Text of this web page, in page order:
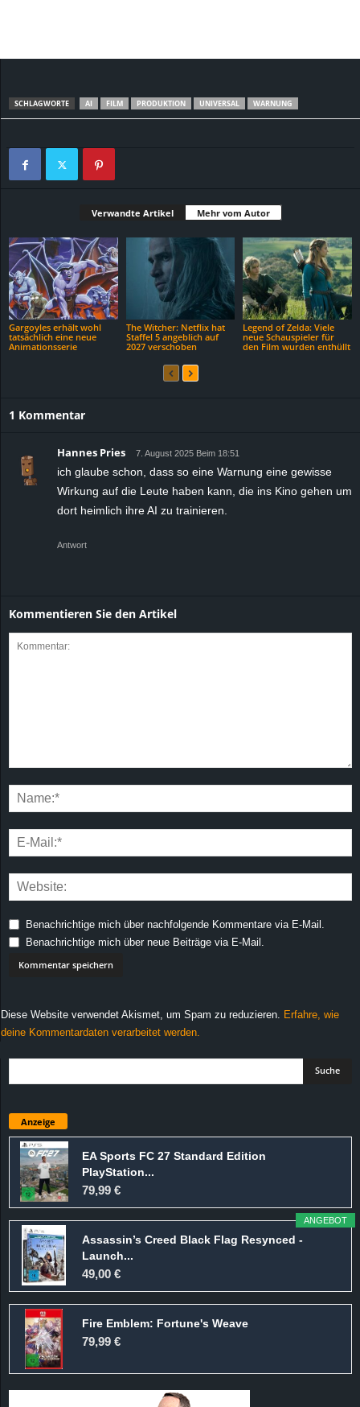
SCHLAGWORTE AI FILM PRODUKTION UNIVERSAL WARNUNG
Verwandte Artikel Mehr vom Autor
Gargoyles erhält wohl
tatsächlich eine neue
Animationsserie
The Witcher: Netflix hat
Staffel 5 angeblich auf
2027 verschoben
Legend of Zelda: Viele
neue Schauspieler für
den Film wurden enthüllt
1 Kommentar
Hannes Pries 7. August 2025 Beim 18:51
ich glaube schon, dass so eine Warnung eine gewisse
Wirkung auf die Leute haben kann, die ins Kino gehen um
dort heimlich ihre AI zu trainieren.
Antwort
Kommentieren Sie den Artikel
Benachrichtige mich über nachfolgende Kommentare via E-Mail.
Benachrichtige mich über neue Beiträge via E-Mail.
Diese Website verwendet Akismet, um Spam zu reduzieren.
Erfahre, wie
deine Kommentardaten verarbeitet werden.
Anzeige
EA Sports FC 27 Standard Edition
PlayStation...
79,99 €
ANGEBOT
Assassin’s Creed Black Flag Resynced -
Launch...
49,00 €
Fire Emblem: Fortune's Weave
79,99 €